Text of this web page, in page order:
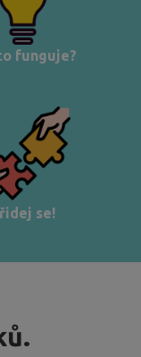
funguje?
se!